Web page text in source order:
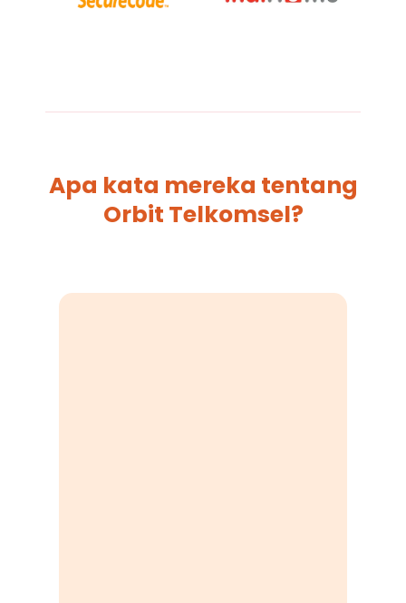
Apa kata mereka tentang
Orbit Telkomsel?